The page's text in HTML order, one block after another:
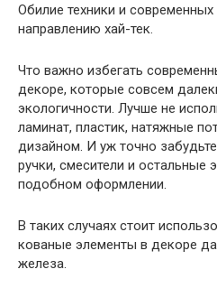
Обилие техники и
направлению хай-тек.
Что важно избегать
декоре, которые совсем
экологичности. Лучше не
ламинат, пластик, натяжные
дизайном. И уж точно
ручки, смесители и остальные
подобном оформлении.
В таких случаях стоит
кованые элементы в декоре
железа.